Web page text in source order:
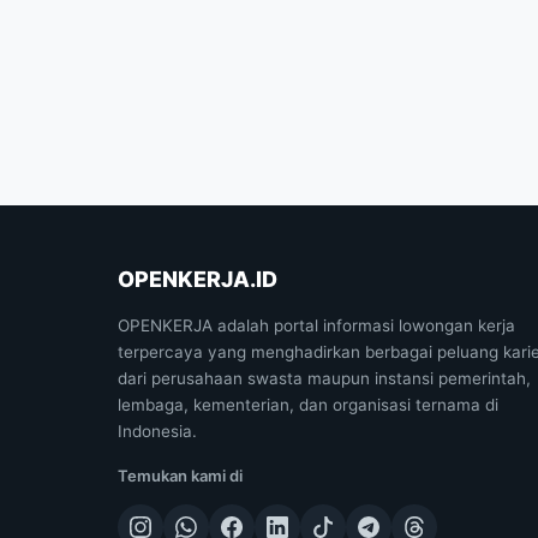
OPENKERJA.ID
OPENKERJA adalah portal informasi lowongan kerja
terpercaya yang menghadirkan berbagai peluang
dari perusahaan swasta maupun instansi pemerintah,
lembaga, kementerian, dan organisasi ternama di
Indonesia.
Temukan kami di